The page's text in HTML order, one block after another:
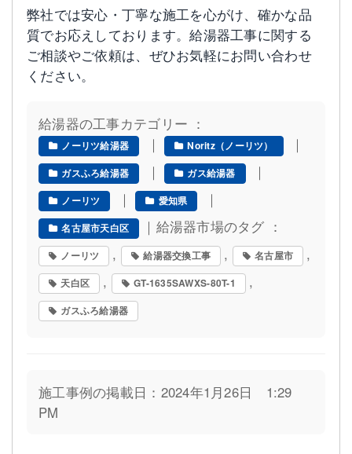
弊社では安心・丁寧な施工を心がけ、確かな品
質でお応えしております。給湯器工事に関する
ご相談やご依頼は、ぜひお気軽にお問い合わせ
ください。
給湯器の工事カテゴリー ：
ノーリツ給湯器 ｜ Noritz（ノーリツ） ｜
ガスふろ給湯器 ｜ ガス給湯器 ｜
ノーリツ ｜ 愛知県 ｜
名古屋市天白区 ｜給湯器市場のタグ ：
ノーリツ , 給湯器交換工事 , 名古屋市 ,
天白区 , GT-1635SAWXS-80T-1 ,
ガスふろ給湯器
施工事例の掲載日：2024年1月26日 1:29
PM